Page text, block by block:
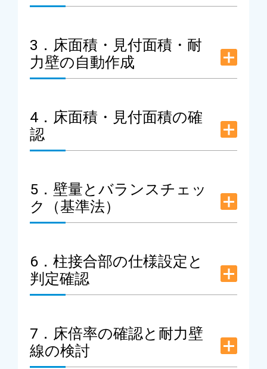
3．床面積・見付面積・耐
力壁の自動作成
4．床面積・見付面積の確
認
5．壁量とバランスチェッ
ク（基準法）
6．柱接合部の仕様設定と
判定確認
7．床倍率の確認と耐力壁
線の検討